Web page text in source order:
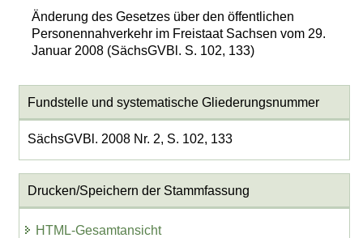
Änderung des Gesetzes über den öffentlichen
Personennahverkehr im Freistaat Sachsen vom 29.
Januar 2008 (SächsGVBl. S. 102, 133)
Fundstelle und systematische Gliederungsnummer
SächsGVBl. 2008 Nr. 2, S. 102, 133
Drucken/Speichern der Stammfassung
HTML-Gesamtansicht